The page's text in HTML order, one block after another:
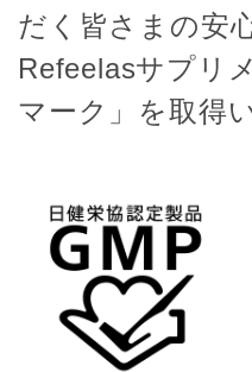
だく皆さまの安
Refeelasサプリ
マーク」を取得